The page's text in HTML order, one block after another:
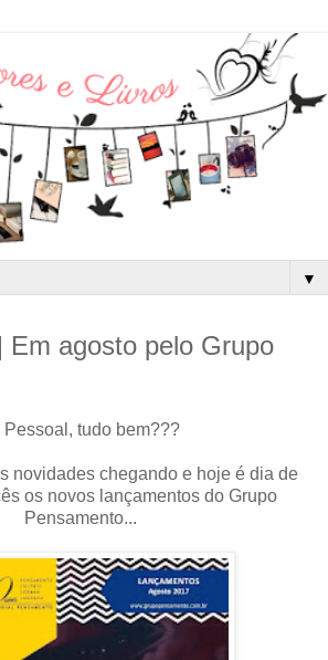
▼
Em agosto pelo Grupo
Pessoal, tudo bem???
novidades chegando e hoje é dia de
os novos lançamentos do Grupo
Pensamento...